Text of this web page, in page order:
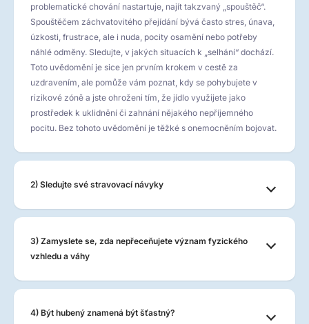
problematické chování nastartuje, najít takzvaný „spouštěč“.
Spouštěčem záchvatovitého přejídání bývá často stres, únava,
úzkosti, frustrace, ale i nuda, pocity osamění nebo potřeby
náhlé odměny. Sledujte, v jakých situacích k „selhání“ dochází.
Toto uvědomění je sice jen prvním krokem v cestě za
uzdravením, ale pomůže vám poznat, kdy se pohybujete v
rizikové zóně a jste ohroženi tím, že jídlo využijete jako
prostředek k uklidnění či zahnání nějakého nepříjemného
pocitu. Bez tohoto uvědomění je těžké s onemocněním bojovat.
2) Sledujte své stravovací návyky
3) Zamyslete se, zda nepřeceňujete význam fyzického
vzhledu a váhy
4) Být hubený znamená být šťastný?